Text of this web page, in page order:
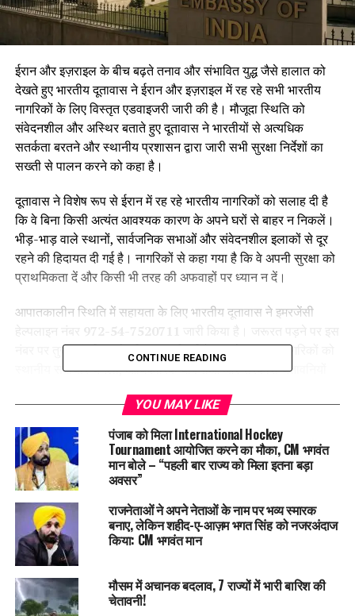
ईरान और इज़राइल के बीच बढ़ते तनाव और संभावित युद्ध जैसे हालात को
देखते हुए भारतीय दूतावास ने ईरान और इज़राइल में रह रहे सभी भारतीय
नागरिकों के लिए विस्तृत एडवाइजरी जारी की है। मौजूदा स्थिति को
संवेदनशील और अस्थिर बताते हुए दूतावास ने भारतीयों से अत्यधिक
सतर्कता बरतने और स्थानीय प्रशासन द्वारा जारी सभी सुरक्षा निर्देशों का
सख्ती से पालन करने को कहा है।
दूतावास ने विशेष रूप से ईरान में रह रहे भारतीय नागरिकों को सलाह दी है
कि वे बिना किसी अत्यंत आवश्यक कारण के अपने घरों से बाहर न निकलें।
भीड़-भाड़ वाले स्थानों, सार्वजनिक सभाओं और संवेदनशील इलाकों से दूर
रहने की हिदायत दी गई है। नागरिकों से कहा गया है कि वे अपनी सुरक्षा को
प्राथमिकता दें और किसी भी तरह की अफवाहों पर ध्यान न दें।
आपातकालीन स्थिति में सहायता के लिए भारतीय दूतावास ने इमरजेंसी
नंबर पर तुरंत संपर्क करने की सलाह दी गई है। इसके अलावा नागरिकों को
स्थानीय समाचार चैनलों, आधिकारिक घोषणाओं और सरकारी चेतावनियों
बदलती स्थिति की जानकारी समय पर मिल सके।
CONTINUE READING
YOU MAY LIKE
पंजाब को मिला International Hockey
Tournament आयोजित करने का मौका, CM भगवंत
मान बोले – “पहली बार राज्य को मिला इतना बड़ा
अवसर”
राजनेताओं ने अपने नेताओं के नाम पर भव्य स्मारक
बनाए, लेकिन शहीद-ए-आज़म भगत सिंह को नजरअंदाज
किया: CM भगवंत मान
मौसम में अचानक बदलाव, 7 राज्यों में भारी बारिश की
चेतावनी!